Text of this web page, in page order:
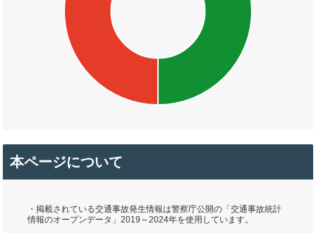
本ページについて
・掲載されている交通事故発生情報は警察庁公開の「交通事故統計
情報のオープンデータ」2019～2024年を使用しています。